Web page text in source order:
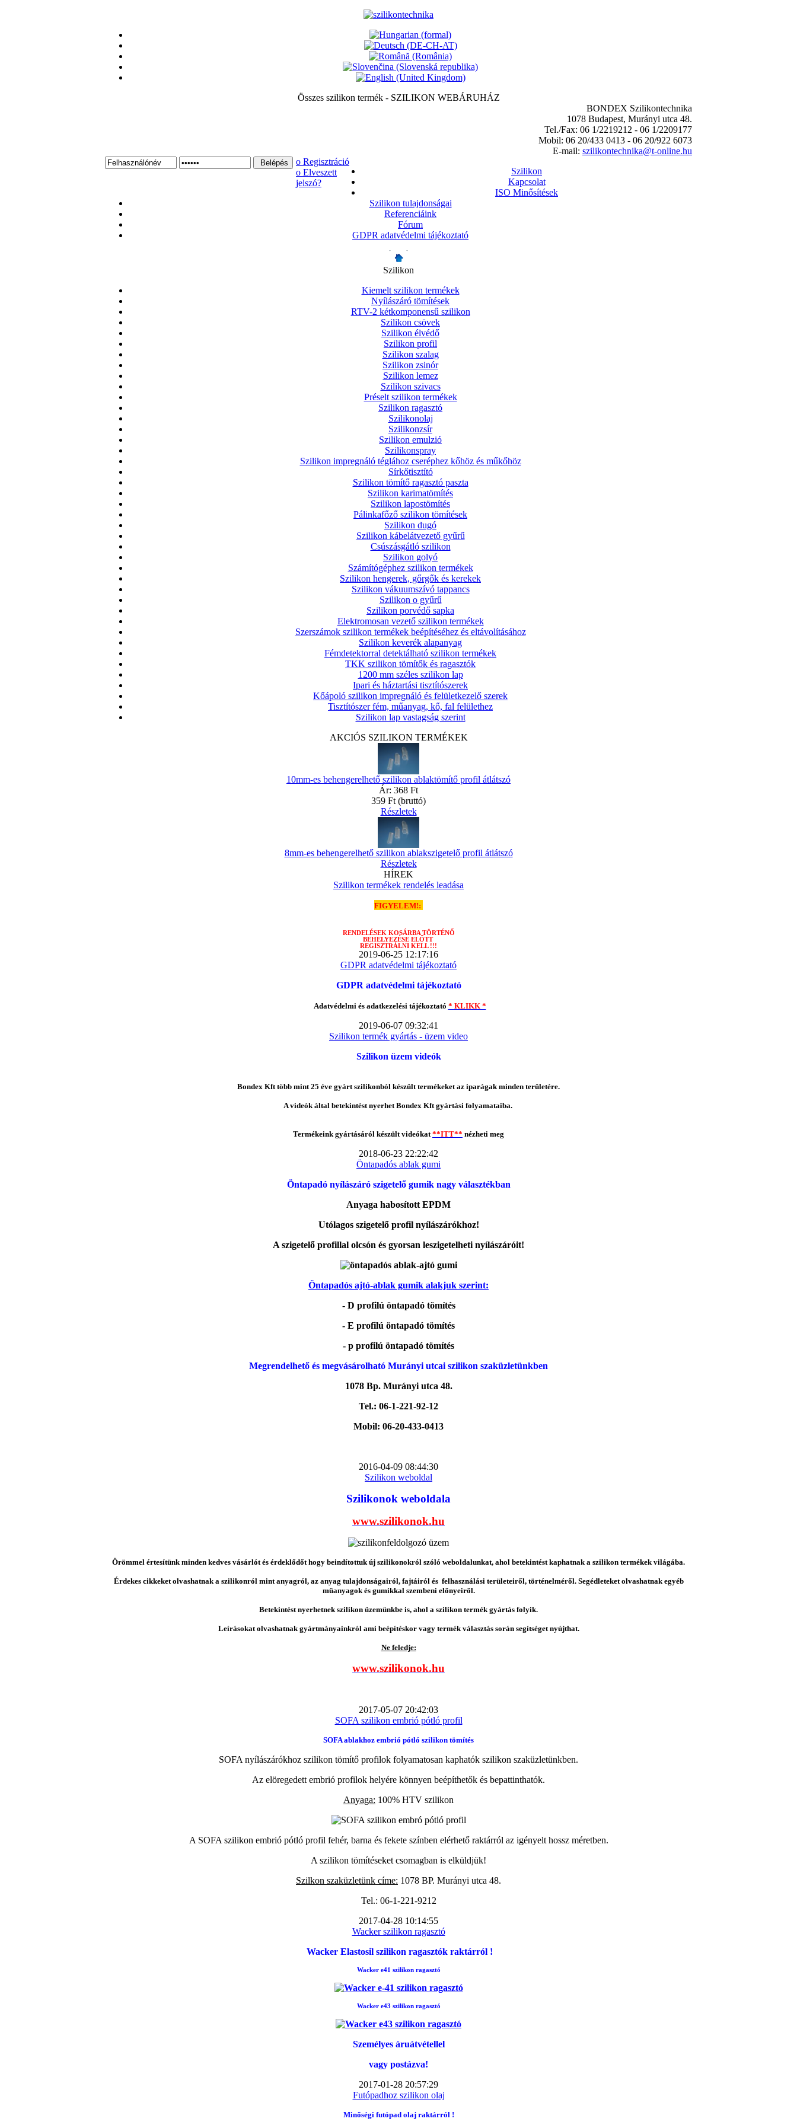
Összes szilikon termék - SZILIKON WEBÁRUHÁZ
BONDEX Szilikontechnika
1078 Budapest, Murányi utca 48.
Tel./Fax: 06 1/2219212 - 06 1/2209177
Mobil: 06 20/433 0413 - 06 20/922 6073
E-mail: szilikontechnika@t-online.hu
ο Regisztráció
ο Elveszett
jelszó?
Szilikon
Kapcsolat
ISO Minősítések
Szilikon tulajdonságai
Referenciáink
Fórum
GDPR adatvédelmi tájékoztató
Szilikon
Kiemelt szilikon termékek
Nyílászáró tömítések
RTV-2 kétkomponensű szilikon
Szilikon csövek
Szilikon élvédő
Szilikon profil
Szilikon szalag
Szilikon zsinór
Szilikon lemez
Szilikon szivacs
Préselt szilikon termékek
Szilikon ragasztó
Szilikonolaj
Szilikonzsír
Szilikon emulzió
Szilikonspray
Szilikon impregnáló téglához cseréphez kőhöz és műkőhöz
Sírkőtisztító
Szilikon tömítő ragasztó paszta
Szilikon karimatömítés
Szilikon lapostömítés
Pálinkafőző szilikon tömítések
Szilikon dugó
Szilikon kábelátvezető gyűrű
Csúszásgátló szilikon
Szilikon golyó
Számítógéphez szilikon termékek
Szilikon hengerek, gőrgők és kerekek
Szilikon vákuumszívó tappancs
Szilikon o gyűrű
Szilikon porvédő sapka
Elektromosan vezető szilikon termékek
Szerszámok szilikon termékek beépítéséhez és eltávolításához
Szilikon keverék alapanyag
Fémdetektorral detektálható szilikon termékek
TKK szilikon tömítők és ragasztók
1200 mm széles szilikon lap
Ipari és háztartási tisztítószerek
Kőápoló szilikon impregnáló és felületkezelő szerek
Tisztítószer fém, műanyag, kő, fal felülethez
Szilikon lap vastagság szerint
AKCIÓS SZILIKON TERMÉKEK
10mm-es behengerelhető szilikon ablaktömítő profil átlátszó
Ár: 368 Ft
359 Ft (bruttó)
Részletek
8mm-es behengerelhető szilikon ablakszigetelő profil átlátszó
Részletek
HÍREK
Szilikon termékek rendelés leadása
FIGYELEM!:
RENDELÉSEK KOSÁRBA TÖRTÉNŐ
BEHELYEZÉSE ELŐTT
REGISZTRÁLNI KELL !!!
2019-06-25 12:17:16
GDPR adatvédelmi tájékoztató
GDPR adatvédelmi tájékoztató
Adatvédelmi és adatkezelési tájékoztató * KLIKK *
2019-06-07 09:32:41
Szilikon termék gyártás - üzem video
Szilikon üzem videók
Bondex Kft több mint 25 éve gyárt szilikonból készült termékeket az iparágak minden területére.
A videók által betekintést nyerhet Bondex Kft gyártási folyamataiba.
Termékeink gyártásáról készült videókat**ITT** nézheti meg
2018-06-23 22:22:42
Öntapadós ablak gumi
Öntapadó nyílászáró szigetelő gumik nagy választékban
Anyaga habosított EPDM
Utólagos szigetelő profil nyílászárókhoz!
A szigetelő profillal olcsón és gyorsan leszigetelheti nyílászáróit!
Öntapadós ajtó-ablak gumik alakjuk szerint:
- D profilú öntapadó tömítés
- E profilú öntapadó tömítés
- p profilú öntapadó tömítés
Megrendelhető és megvásárolható Murányi utcai szilikon szaküzletünkben
1078 Bp. Murányi utca 48.
Tel.: 06-1-221-92-12
Mobil: 06-20-433-0413
2016-04-09 08:44:30
Szilikon weboldal
Szilikonok weboldala
www.szilikonok.hu
Örömmel értesítünk minden kedves vásárlót és érdeklődőt hogy beindítottuk új szilikonokról szóló weboldalunkat, ahol betekintést kaphatnak a szilikon termékek világába.
Érdekes cikkeket olvashatnak a szilikonról mint anyagról, az anyag tulajdonságairól, fajtáiról és felhasználási területeiről, történelméről. Segédleteket olvashatnak egyéb
műanyagok és gumikkal szembeni előnyeiről.
Betekintést nyerhetnek szilikon üzemünkbe is, ahol a szilikon termék gyártás folyik.
Leírásokat olvashatnak gyártmányainkról ami beépítéskor vagy termék választás során segítséget nyújthat.
Ne feledje:
www.szilikonok.hu
2017-05-07 20:42:03
SOFA szilikon embrió pótló profil
SOFA ablakhoz embrió pótló szilikon tömítés
SOFA nyílászárókhoz szilikon tömítő profilok folyamatosan kaphatók szilikon szaküzletünkben.
Az elöregedett embrió profilok helyére könnyen beépíthetők és bepattinthatók.
Anyaga: 100% HTV szilikon
A SOFA szilikon embrió pótló profil fehér, barna és fekete színben elérhető raktárról az igényelt hossz méretben.
A szilikon tömítéseket csomagban is elküldjük!
Szilkon szaküzletünk címe: 1078 BP. Murányi utca 48.
Tel.: 06-1-221-9212
2017-04-28 10:14:55
Wacker szilikon ragasztó
Wacker Elastosil szilikon ragasztók raktárról !
Wacker e41 szilikon ragasztó
Wacker e43 szilikon ragasztó
Személyes áruátvétellel
vagy postázva!
2017-01-28 20:57:29
Futópadhoz szilikon olaj
Minőségi futópad olaj raktárról !